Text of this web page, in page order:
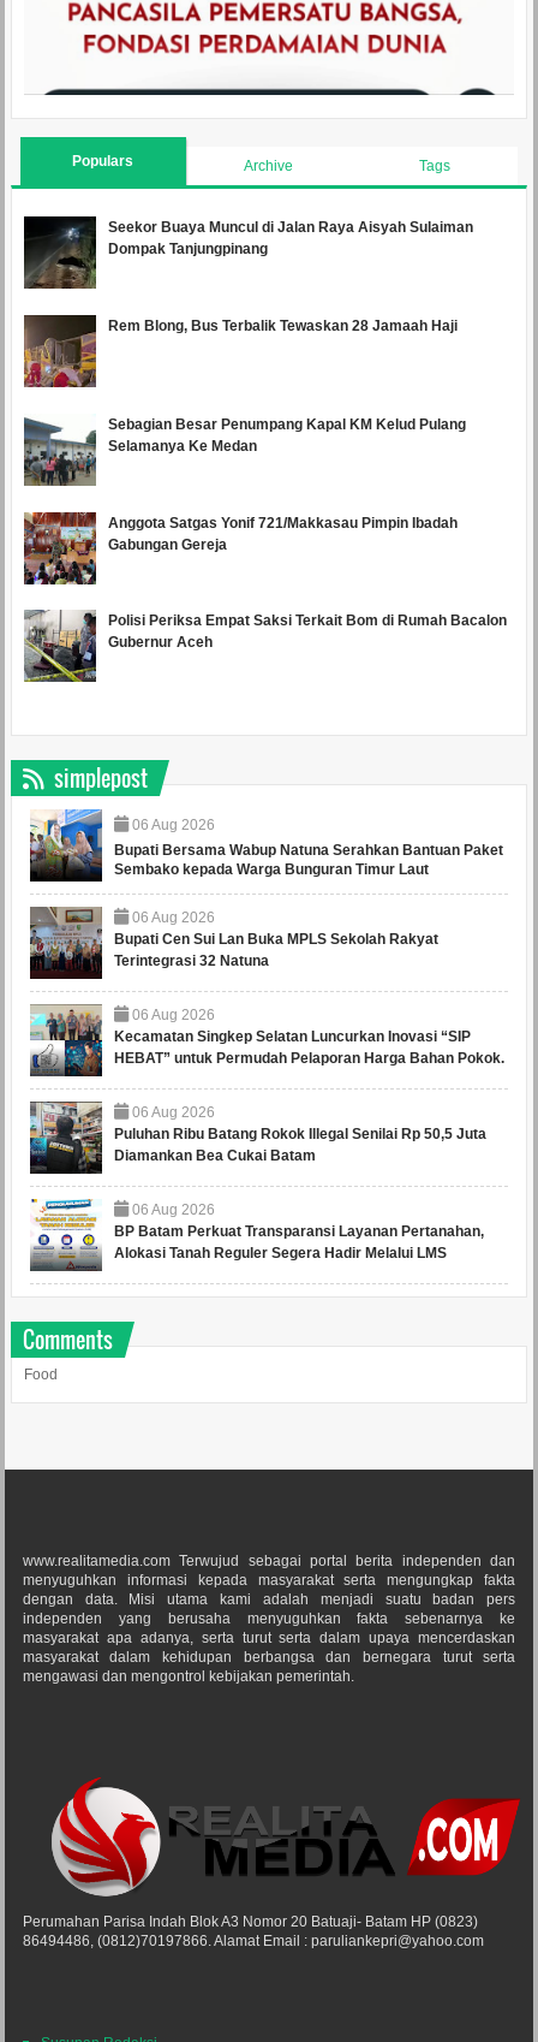
Populars Archive Tags
Seekor Buaya Muncul di Jalan Raya Aisyah Sulaiman
Dompak Tanjungpinang
Rem Blong, Bus Terbalik Tewaskan 28 Jamaah Haji
Sebagian Besar Penumpang Kapal KM Kelud Pulang
Selamanya Ke Medan
Anggota Satgas Yonif 721/Makkasau Pimpin Ibadah
Gabungan Gereja
Polisi Periksa Empat Saksi Terkait Bom di Rumah Bacalon
Gubernur Aceh
simplepost
06 Aug 2026
Bupati Bersama Wabup Natuna Serahkan Bantuan Paket
Sembako kepada Warga Bunguran Timur Laut
06 Aug 2026
Bupati Cen Sui Lan Buka MPLS Sekolah Rakyat
Terintegrasi 32 Natuna
06 Aug 2026
Kecamatan Singkep Selatan Luncurkan Inovasi “SIP
HEBAT” untuk Permudah Pelaporan Harga Bahan Pokok.
06 Aug 2026
Puluhan Ribu Batang Rokok Illegal Senilai Rp 50,5 Juta
Diamankan Bea Cukai Batam
06 Aug 2026
BP Batam Perkuat Transparansi Layanan Pertanahan,
Alokasi Tanah Reguler Segera Hadir Melalui LMS
Comments
Food
www.realitamedia.com Terwujud sebagai portal berita independen dan
menyuguhkan informasi kepada masyarakat serta mengungkap fakta
dengan data. Misi utama kami adalah menjadi suatu badan pers
independen yang berusaha menyuguhkan fakta sebenarnya ke
masyarakat apa adanya, serta turut serta dalam upaya mencerdaskan
masyarakat dalam kehidupan berbangsa dan bernegara turut serta
mengawasi dan mengontrol kebijakan pemerintah.
Perumahan Parisa Indah Blok A3 Nomor 20 Batuaji- Batam HP (0823)
86494486, (0812)70197866. Alamat Email : paruliankepri@yahoo.com